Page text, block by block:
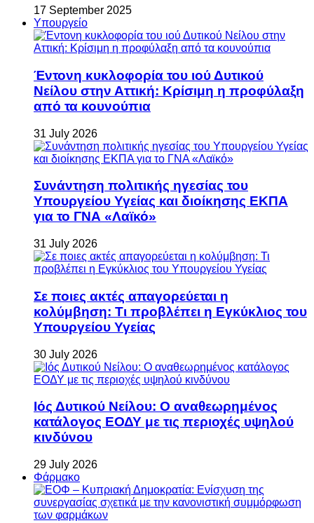
17 September 2025
Υπουργείο
Έντονη κυκλοφορία του ιού Δυτικού
Νείλου στην Αττική: Κρίσιμη η προφύλαξη
από τα κουνούπια
31 July 2026
Συνάντηση πολιτικής ηγεσίας του
Υπουργείου Υγείας και διοίκησης ΕΚΠΑ
για το ΓΝΑ «Λαϊκό»
31 July 2026
Σε ποιες ακτές απαγορεύεται η
κολύμβηση: Τι προβλέπει η Εγκύκλιος του
Υπουργείου Υγείας
30 July 2026
Ιός Δυτικού Νείλου: Ο αναθεωρημένος
κατάλογος ΕΟΔΥ με τις περιοχές υψηλού
κινδύνου
29 July 2026
Φάρμακο